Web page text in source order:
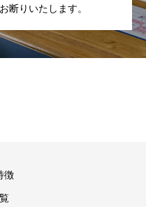
断りいたします。
徴